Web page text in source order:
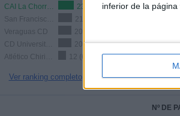
inferior de la página
CAI La Chorrera
23 (12.78%)
21 (11.67%)
Veraguas CD
20 (11.11%)
20 (11.11%)
12 (6.67%)
Ver ranking completo
Nº DE